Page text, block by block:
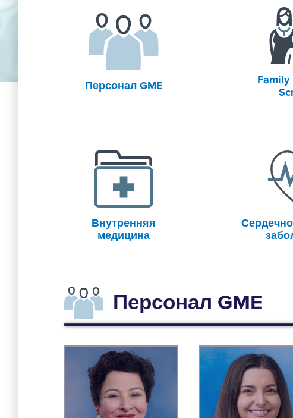
Персонал GME
Family
Внутренняя
медицина
Персонал GME